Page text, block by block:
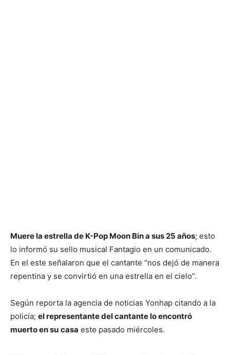
Muere la estrella de K-Pop Moon Bin a sus 25 años; esto
lo informó su sello musical Fantagio en un comunicado.
En el este señalaron que el cantante “nos dejó de manera
repentina y se convirtió en una estrella en el cielo”.
Según reporta la agencia de noticias Yonhap citando a la
policía; el representante del cantante lo encontró
muerto en su casa este pasado miércoles.